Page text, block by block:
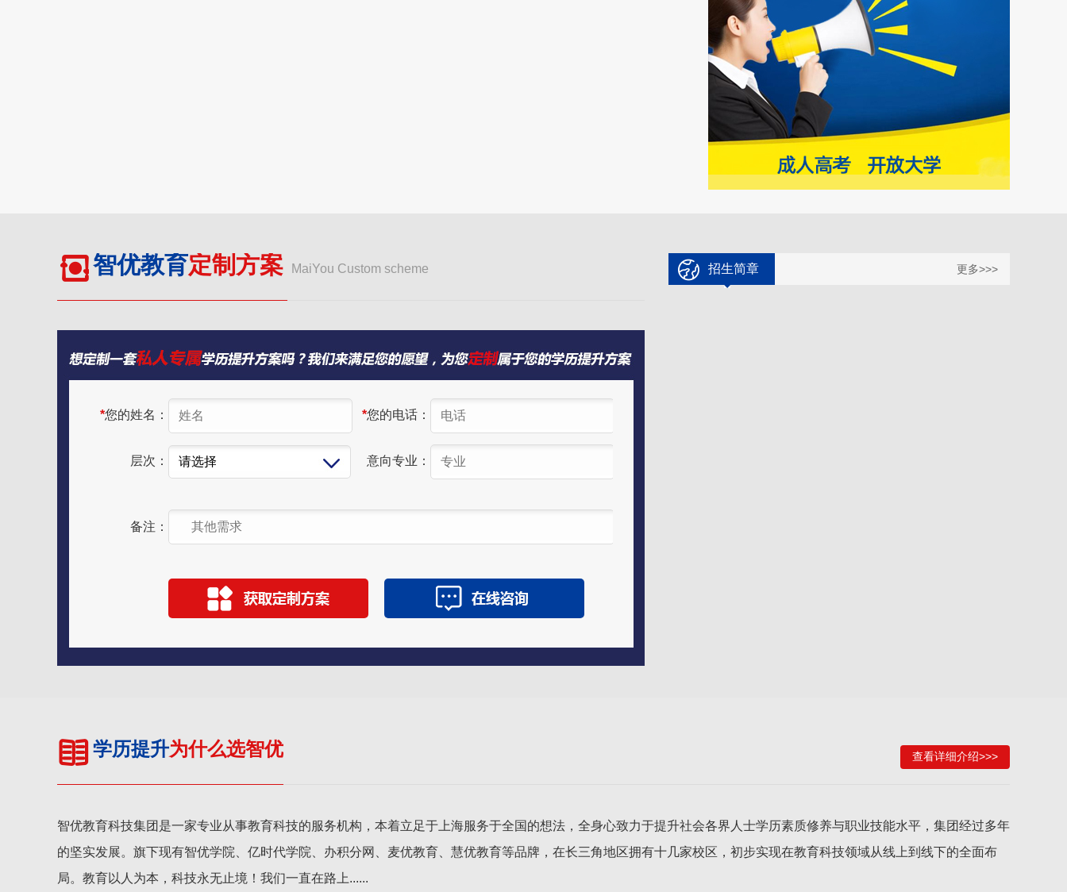
智优教育定制方案 MaiYou Custom scheme
*您的姓名： *您的电话：
层次： 意向专业：
备注：
招生简章 更多>>>
学历提升为什么选智优 查看详细介绍>>>
智优教育科技集团是一家专业从事教育科技的服务机构，本着立足于上海服务于全国的想法，全身心致力于提升社会各界人士学历素质修养与职业技能水平，集团经过多年
的坚实发展。旗下现有智优学院、亿时代学院、办积分网、麦优教育、慧优教育等品牌，在长三角地区拥有十几家校区，初步实现在教育科技领域从线上到线下的全面布
局。教育以人为本，科技永无止境！我们一直在路上......